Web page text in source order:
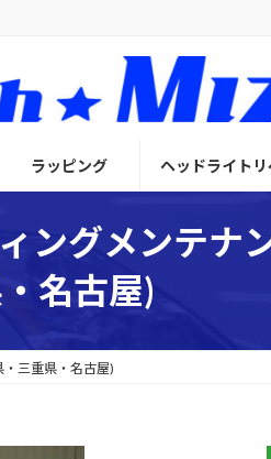
ラッピング ヘッドライトリ
ングメンテ
名古屋)
三重県・名古屋)